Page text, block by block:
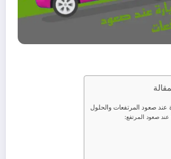
صعود المرتفعات والحلول
صعود المرتفع: